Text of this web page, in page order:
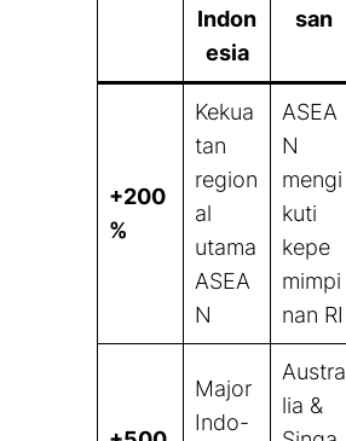
Indon
esia
san
+200
%
Kekua
tan
region
al
utama
ASEA
N
ASEA
N
mengi
kuti
kepe
mimpi
nan RI
Major
Indo-
Austra
lia &